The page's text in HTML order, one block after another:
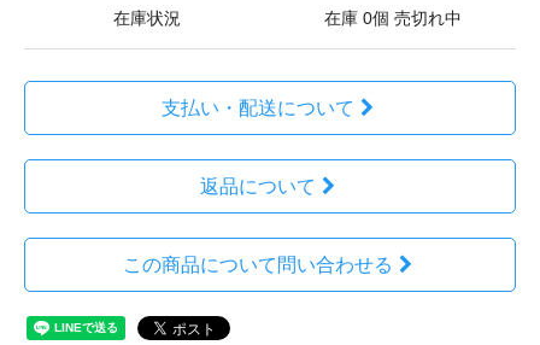
在庫状況 在庫 0個 売切れ中
支払い・配送について
返品について
この商品について問い合わせる